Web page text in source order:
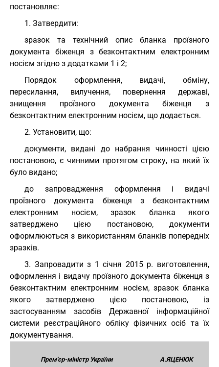
постановляє:
1. Затвердити:
зразок та технічний опис бланка проїзного
документа біженця з безконтактним електронним
носієм згідно з додатками 1 і 2;
Порядок оформлення, видачі, обміну,
пересилання, вилучення, повернення державі,
знищення проїзного документа біженця з
безконтактним електронним носієм, що додається.
2. Установити, що:
документи, видані до набрання чинності цією
постановою, є чинними протягом строку, на який їх
було видано;
до запровадження оформлення і видачі
проїзного документа біженця з безконтактним
електронним носієм, зразок бланка якого
затверджено цією постановою, документи
оформлюються з використанням бланків попередніх
зразків.
3. Запровадити з 1 січня 2015 р. виготовлення,
оформлення і видачу проїзного документа біженця з
безконтактним електронним носієм, зразок бланка
якого затверджено цією постановою, із
застосуванням засобів Державної інформаційної
системи реєстраційного обліку фізичних осіб та їх
документування.
Прем'єр-міністр України А.ЯЦЕНЮК